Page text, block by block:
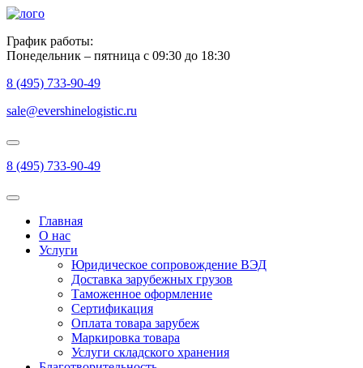
График работы:
Понедельник – пятница с 09:30 до 18:30
8 (495) 733-90-49
sale@evershinelogistic.ru
8 (495) 733-90-49
Главная
О нас
Услуги
Юридическое сопровождение ВЭД
Доставка зарубежных грузов
Таможенное оформление
Сертификация
Оплата товара зарубеж
Маркировка товара
Услуги складского хранения